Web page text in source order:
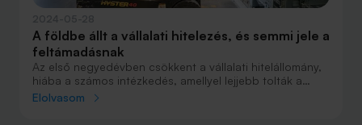
A földbe állt a vállalati hitelezés, és semmi jele a
feltámadásnak
Az első negyedévben csökkent a vállalati hitelállomány,
hiába a számos intézkedés, amellyel lejjebb tolták a
kamatokat. A forinthitel még mindig drága, eközben a
Elolvasom